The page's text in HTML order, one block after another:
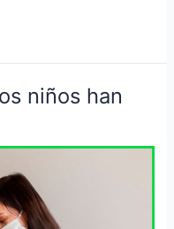
niños han